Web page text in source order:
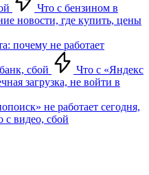
Что с бензином в
новости, где купить, цены
почему не работает
сбой
Что с «Яндекс
загрузка, не войти в
не работает сегодня,
с видео, сбой